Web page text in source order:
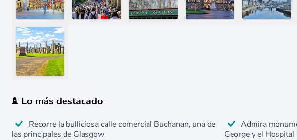
Lo más destacado
Recorre la bulliciosa calle comercial Buchanan, una de
las principales de Glasgow
Admira
George y el Hospital